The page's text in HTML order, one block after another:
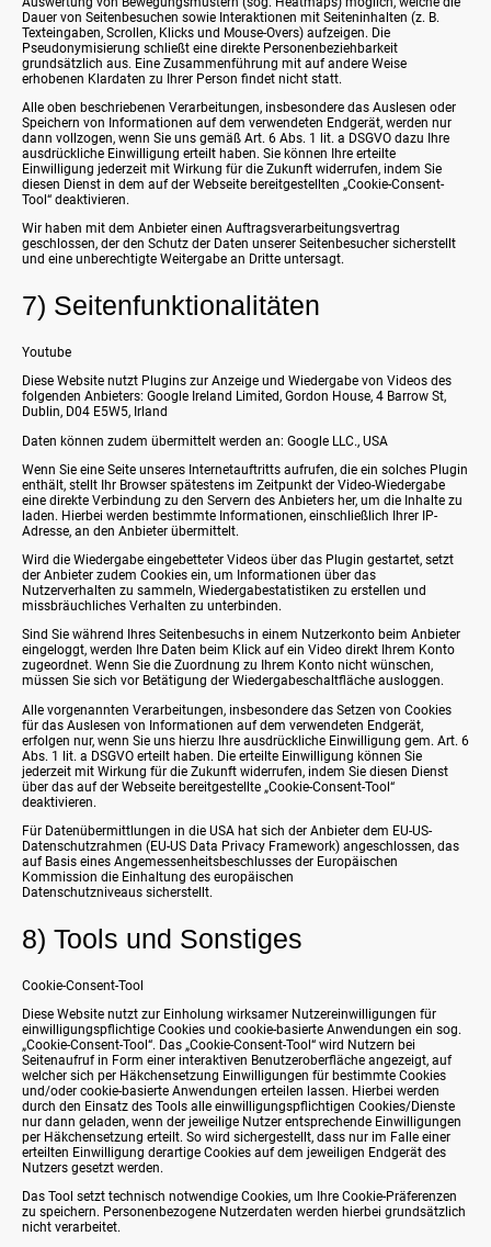
Dauer von Seitenbesuchen sowie Interaktionen mit Seiteninhalten (z. B.
Texteingaben, Scrollen, Klicks und Mouse-Overs) aufzeigen. Die
Pseudonymisierung schließt eine direkte Personenbeziehbarkeit
grundsätzlich aus. Eine Zusammenführung mit auf andere Weise
erhobenen Klardaten zu Ihrer Person findet nicht statt.
Alle oben beschriebenen Verarbeitungen, insbesondere das Auslesen oder
Speichern von Informationen auf dem verwendeten Endgerät, werden nur
dann vollzogen, wenn Sie uns gemäß Art. 6 Abs. 1 lit. a DSGVO dazu Ihre
ausdrückliche Einwilligung erteilt haben. Sie können Ihre erteilte
Einwilligung jederzeit mit Wirkung für die Zukunft widerrufen, indem Sie
diesen Dienst in dem auf der Webseite bereitgestellten „Cookie-Consent-
Tool“ deaktivieren.
Wir haben mit dem Anbieter einen Auftragsverarbeitungsvertrag
geschlossen, der den Schutz der Daten unserer Seitenbesucher sicherstellt
und eine unberechtigte Weitergabe an Dritte untersagt.
7) Seitenfunktionalitäten
Youtube
Diese Website nutzt Plugins zur Anzeige und Wiedergabe von Videos des
folgenden Anbieters: Google Ireland Limited, Gordon House, 4 Barrow St,
Dublin, D04 E5W5, Irland
Daten können zudem übermittelt werden an: Google LLC., USA
Wenn Sie eine Seite unseres Internetauftritts aufrufen, die ein solches Plugin
enthält, stellt Ihr Browser spätestens im Zeitpunkt der Video-Wiedergabe
eine direkte Verbindung zu den Servern des Anbieters her, um die Inhalte zu
laden. Hierbei werden bestimmte Informationen, einschließlich Ihrer IP-
Adresse, an den Anbieter übermittelt.
Wird die Wiedergabe eingebetteter Videos über das Plugin gestartet, setzt
der Anbieter zudem Cookies ein, um Informationen über das
Nutzerverhalten zu sammeln, Wiedergabestatistiken zu erstellen und
missbräuchliches Verhalten zu unterbinden.
Sind Sie während Ihres Seitenbesuchs in einem Nutzerkonto beim Anbieter
eingeloggt, werden Ihre Daten beim Klick auf ein Video direkt Ihrem Konto
zugeordnet. Wenn Sie die Zuordnung zu Ihrem Konto nicht wünschen,
müssen Sie sich vor Betätigung der Wiedergabeschaltfläche ausloggen.
Alle vorgenannten Verarbeitungen, insbesondere das Setzen von Cookies
für das Auslesen von Informationen auf dem verwendeten Endgerät,
erfolgen nur, wenn Sie uns hierzu Ihre ausdrückliche Einwilligung gem. Art. 6
Abs. 1 lit. a DSGVO erteilt haben. Die erteilte Einwilligung können Sie
jederzeit mit Wirkung für die Zukunft widerrufen, indem Sie diesen Dienst
über das auf der Webseite bereitgestellte „Cookie-Consent-Tool“
deaktivieren.
Für Datenübermittlungen in die USA hat sich der Anbieter dem EU-US-
Datenschutzrahmen (EU-US Data Privacy Framework) angeschlossen, das
auf Basis eines Angemessenheitsbeschlusses der Europäischen
Kommission die Einhaltung des europäischen
Datenschutzniveaus sicherstellt.
8) Tools und Sonstiges
Cookie-Consent-Tool
Diese Website nutzt zur Einholung wirksamer Nutzereinwilligungen für
einwilligungspflichtige Cookies und cookie-basierte Anwendungen ein sog.
„Cookie-Consent-Tool“. Das „Cookie-Consent-Tool“ wird Nutzern bei
Seitenaufruf in Form einer interaktiven Benutzeroberfläche angezeigt, auf
welcher sich per Häkchensetzung Einwilligungen für bestimmte Cookies
und/oder cookie-basierte Anwendungen erteilen lassen. Hierbei werden
durch den Einsatz des Tools alle einwilligungspflichtigen Cookies/Dienste
nur dann geladen, wenn der jeweilige Nutzer entsprechende Einwilligungen
per Häkchensetzung erteilt. So wird sichergestellt, dass nur im Falle einer
erteilten Einwilligung derartige Cookies auf dem jeweiligen Endgerät des
Nutzers gesetzt werden.
Das Tool setzt technisch notwendige Cookies, um Ihre Cookie-Präferenzen
zu speichern. Personenbezogene Nutzerdaten werden hierbei grundsätzlich
nicht verarbeitet.